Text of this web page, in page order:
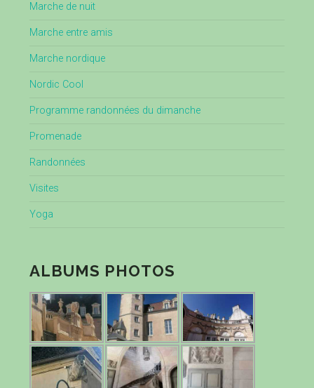
Marche de nuit
Marche entre amis
Marche nordique
Nordic Cool
Programme randonnées du dimanche
Promenade
Randonnées
Visites
Yoga
ALBUMS PHOTOS